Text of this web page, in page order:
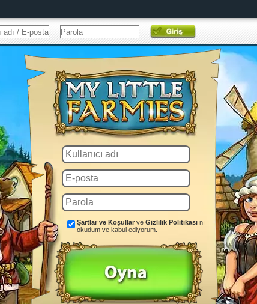
Şartlar ve Koşullar ve Gizlilik Politikası nı
okudum ve kabul ediyorum.